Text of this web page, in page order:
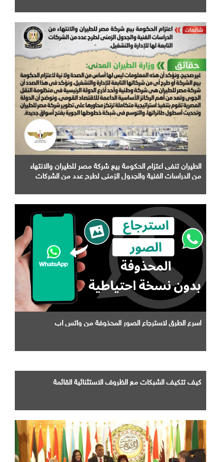
الطيران تنفى اعتزام الحكومة بيع شركة مصر للطيران والانتهاء
من الدراسات الفنية والجدول الزمني لطرح عدد من الشركات
اسرع الطرق لاسترجاع الصور المحذوفة من واتس اب
كيف تتكيف الشبكات مع الظروف الاستثنائية القائمة